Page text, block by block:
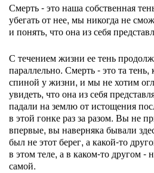
Смерть - это наша собственная
убегать от нее, мы никогда не
и понять, что она из себя
С течением жизни ее тень
параллельно. Смерть - это та тень,
спиной у жизни, и мы не хотим
увидеть, что она из себя
падали на землю от истощения
в этой гонке раз за разом. Вы не
впервые, вы наверняка бывали
был не этот берег, а какой-то
в этом теле, а в каком-то другом -
самой.